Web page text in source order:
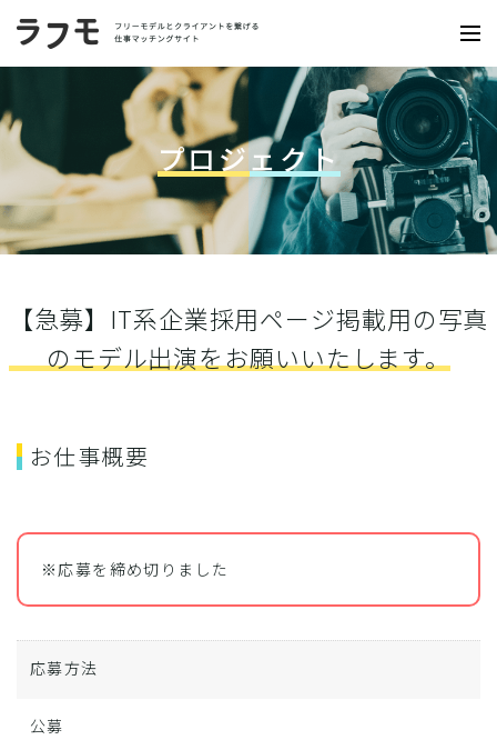
プロジェクト
【急募】IT系企業採用ページ掲載用の写真
のモデル出演をお願いいたします。
お仕事概要
※応募を締め切りました
応募方法
公募